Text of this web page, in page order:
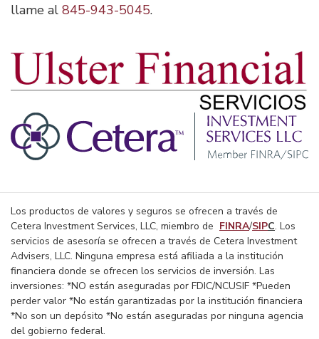
llame al 845-943-5045.
Los productos de valores y seguros se ofrecen a través de
Cetera Investment Services, LLC, miembro de FINRA/SIPC. Los
servicios de asesoría se ofrecen a través de Cetera Investment
Advisers, LLC. Ninguna empresa está afiliada a la institución
financiera donde se ofrecen los servicios de inversión. Las
inversiones: *NO están aseguradas por FDIC/NCUSIF *Pueden
perder valor *No están garantizadas por la institución financiera
*No son un depósito *No están aseguradas por ninguna agencia
del gobierno federal.